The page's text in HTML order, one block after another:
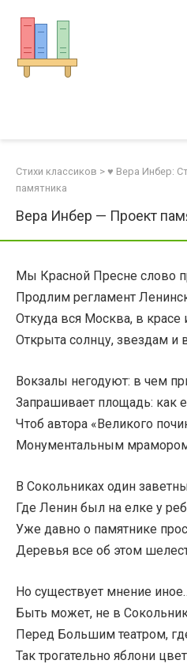
контенту
Стихи классиков > ♥ Вера Инбер:
памятника
Вера Инбер — Проект
Мы Красной Пресне слово
Продлим регламент
Откуда вся Москва, в красе
Открыта солнцу, звездам и
Вокзалы негодуют: в чем
Запрашивает площадь: как
Чтоб автора «Великого
Монументальным мрамором
В Сокольниках один
Где Ленин был на елке у
Уже давно о памятнике
Деревья все об этом
Но существует мнение
Быть может, не в
Перед Большим театром,
Так трогательно яблони